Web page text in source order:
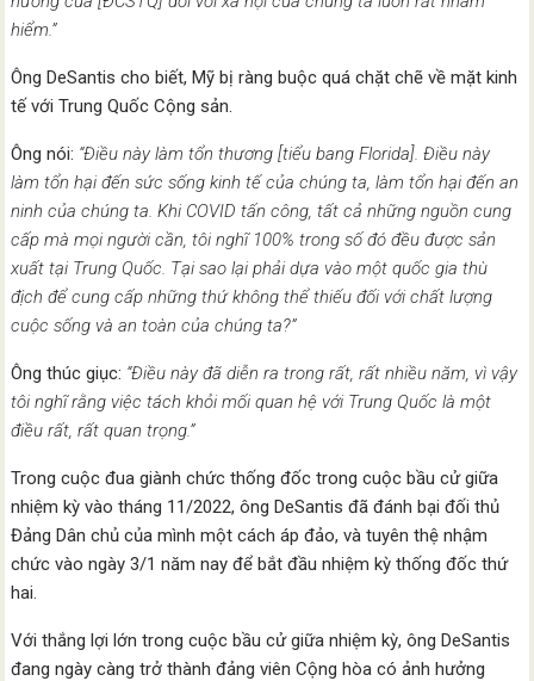
hiểm.”
Ông DeSantis cho biết, Mỹ bị ràng buộc quá chặt chẽ về mặt kinh
tế với Trung Quốc Cộng sản.
Ông nói: “Điều này làm tổn thương [tiểu bang Florida]. Điều này
làm tổn hại đến sức sống kinh tế của chúng ta, làm tổn hại đến an
ninh của chúng ta. Khi COVID tấn công, tất cả những nguồn cung
cấp mà mọi người cần, tôi nghĩ 100% trong số đó đều được sản
xuất tại Trung Quốc. Tại sao lại phải dựa vào một quốc gia thù
địch để cung cấp những thứ không thể thiếu đối với chất lượng
cuộc sống và an toàn của chúng ta?”
Ông thúc giục: “Điều này đã diễn ra trong rất, rất nhiều năm, vì vậy
tôi nghĩ rằng việc tách khỏi mối quan hệ với Trung Quốc là một
điều rất, rất quan trọng.”
Trong cuộc đua giành chức thống đốc trong cuộc bầu cử giữa
nhiệm kỳ vào tháng 11/2022, ông DeSantis đã đánh bại đối thủ
Đảng Dân chủ của mình một cách áp đảo, và tuyên thệ nhậm
chức vào ngày 3/1 năm nay để bắt đầu nhiệm kỳ thống đốc thứ
hai.
Với thắng lợi lớn trong cuộc bầu cử giữa nhiệm kỳ, ông DeSantis
đang ngày càng trở thành đảng viên Cộng hòa có ảnh hưởng